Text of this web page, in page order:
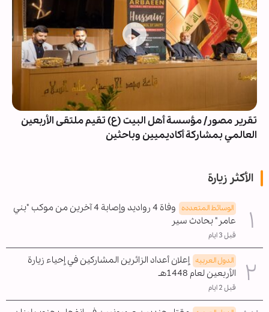
تقرير مصور/ مؤسسة أهل البيت (ع) تقيم ملتقى الأربعين
العالمي بمشاركة أكاديميين وباحثين
الأكثر زيارة
الوسائط المتعدده
وفاة 4 رواديد وإصابة 4 آخرين من موكب "بني
عامر" بحادث سير
قبل 3 ايام
الدول العربیه إعلان أعداد الزائرين المشاركين في إحياء زيارة
الأربعين لعام 1448هـ
قبل 2 ايام